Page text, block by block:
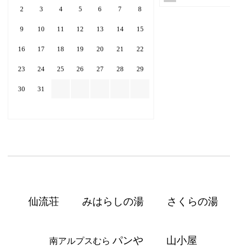
2 3 4 5 6 7 8
9 10 11 12 13 14 15
16 17 18 19 20 21 22
23 24 25 26 27 28 29
30 31
仙流荘 みはらしの湯 さくらの湯
南アルプスむら パンや 山小屋